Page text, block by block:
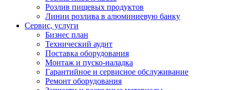
Розлив пищевых продуктов
Линии розлива в алюминиевую банку
Сервис, услуги
Бизнес план
Технический аудит
Поставка оборудования
Монтаж и пуско-наладка
Гарантийное и сервисное обслуживание
Ремонт оборудования